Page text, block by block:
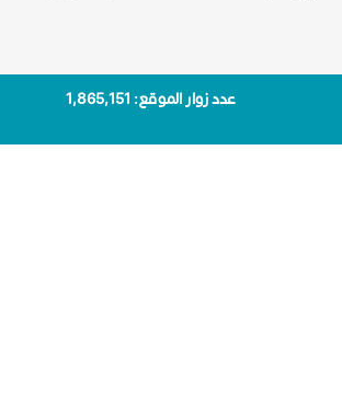
عدد زوار الموقع: 1٬865٬151